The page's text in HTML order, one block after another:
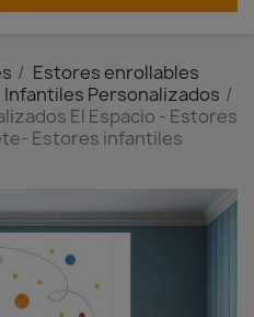
Estores enrollables
Personalizados
El Espacio - Estores
Estores infantiles